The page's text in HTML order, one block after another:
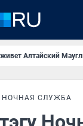
Алтайский
НОЧНАЯ СЛУЖБА